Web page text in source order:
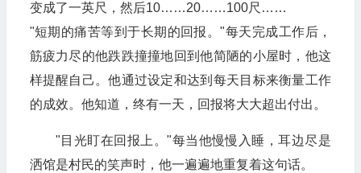
变成了一英尺，然后10……20……100尺……
"短期的痛苦等到于长期的回报。"每天完成工作后，
筋疲力尽的他跌跌撞撞地回到他简陋的小屋时，他这
样提醒自己。他通过设定和达到每天目标来衡量工作
的成效。他知道，终有一天，回报将大大超出付出。
"目光盯在回报上。"每当他慢慢入睡，耳边尽是
洒馆是村民的笑声时，他一遍遍地重复着这句话。